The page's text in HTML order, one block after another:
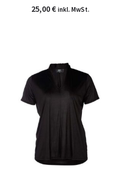
25,00€ inkl. MwSt.